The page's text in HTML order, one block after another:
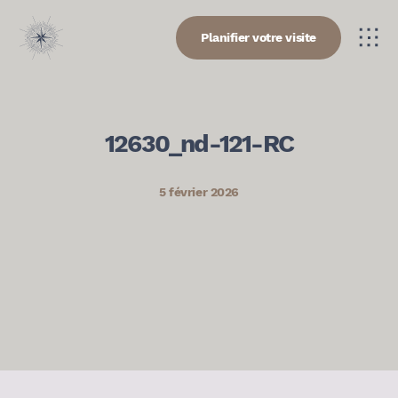
Planifier votre visite
12630_nd-121-RC
5 février 2026